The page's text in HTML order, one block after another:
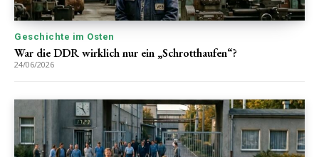
Geschichte im Osten
War die DDR wirklich nur ein „Schrotthaufen“?
24/06/2026